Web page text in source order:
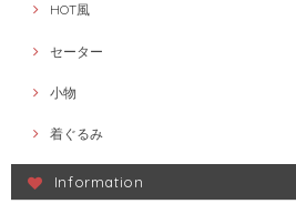
HOT風
セーター
小物
着ぐるみ
Information